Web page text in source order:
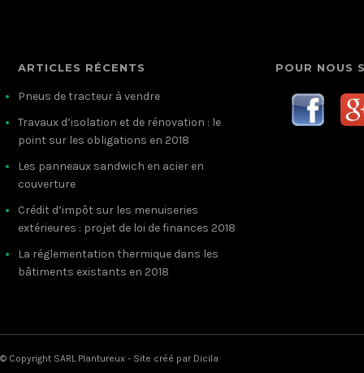
ARTICLES RÉCENTS
Pneus de tracteur à vendre
Travaux d’isolation et de rénovation : le
point sur les obligations en 2018
Les panneaux sandwich en acier en
couverture
Crédit d’impôt sur les menuiseries
extérieures : projet de loi de finances 2018
La réglementation thermique dans les
bâtiments existants en 2018
POUR NOUS
© Copyright SARL Plantureux - Site créé par Dicila